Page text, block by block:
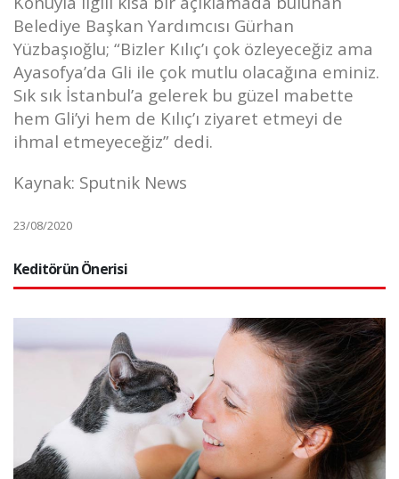
Belediye Başkan Yardımcısı Gürhan
Yüzbaşıoğlu; “Bizler Kılıç’ı çok özleyeceğiz ama
Ayasofya’da Gli ile çok mutlu olacağına eminiz.
Sık sık İstanbul’a gelerek bu güzel mabette
hem Gli’yi hem de Kılıç’ı ziyaret etmeyi de
ihmal etmeyeceğiz” dedi.
Kaynak: Sputnik News
23/08/2020
Keditörün Önerisi